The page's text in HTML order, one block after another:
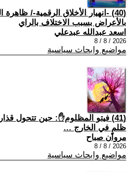
(40) -انهيار الأخلاق الرقمية-/
بالأعراض بسبب الاختلاف بالراي
اسعد عبدالله عبدعلي
2026 / 8 / 8
مواضيع وابحاث سياسية
(41) فيتو المظلوم✋: حين تتحول
ظلمٍ في الخارج …
مروان صباح
2026 / 8 / 8
مواضيع وابحاث سياسية